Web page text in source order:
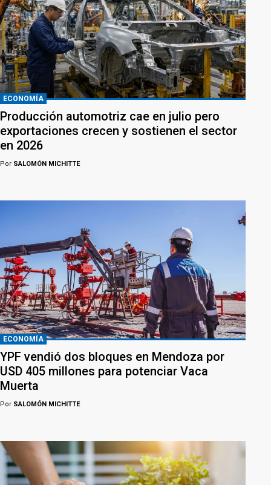
ECONOMÍA
Producción automotriz cae en julio pero
exportaciones crecen y sostienen el sector
en 2026
Por SALOMÓN MICHITTE
ECONOMÍA
YPF vendió dos bloques en Mendoza por
USD 405 millones para potenciar Vaca
Muerta
Por SALOMÓN MICHITTE